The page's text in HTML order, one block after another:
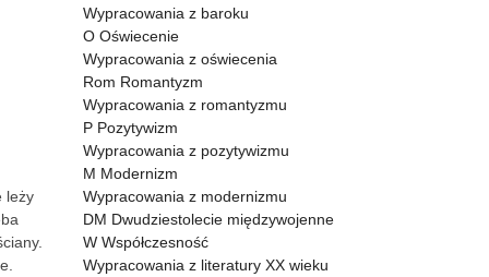
leży
Wypracowania z baroku
O Oświecenie
Wypracowania z oświecenia
Rom Romantyzm
Wypracowania z romantyzmu
P Pozytywizm
Wypracowania z pozytywizmu
M Modernizm
Wypracowania z modernizmu
DM Dwudziestolecie międzywojenne
W Współczesność
Wypracowania z literatury XX wieku